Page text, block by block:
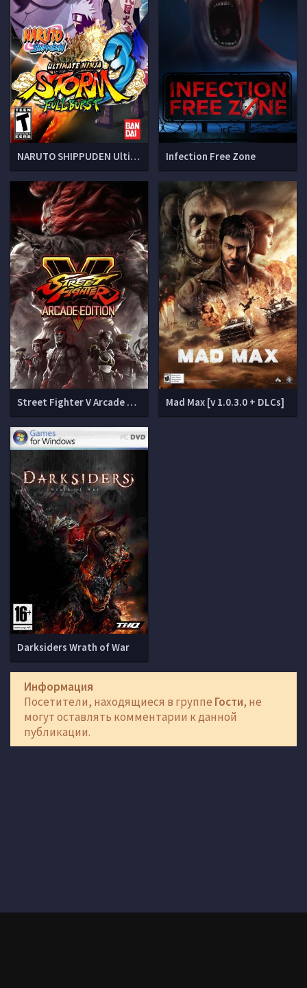
NARUTO SHIPPUDEN Ultimate Ninja STORM 3 Full Burst Infection Free Zone
Street Fighter V Arcade Edition (v 4.070 + DLCs) Mad Max [v 1.0.3.0 + DLCs]
Darksiders Wrath of War
Информация
Посетители, находящиеся в группе Гости, не
могут оставлять комментарии к данной
публикации.